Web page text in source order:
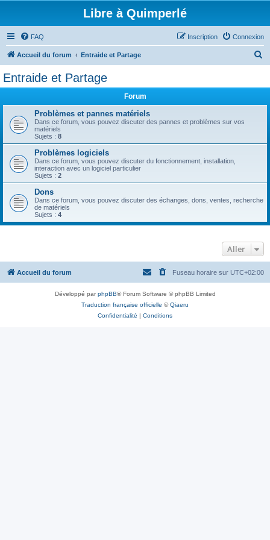
Libre à Quimperlé
FAQ Connexion
Inscription
Accueil du forum Entraide et Partage
r
Entraide et Partage
Forum
Problèmes et pannes matériels
Dans ce forum, vous pouvez discuter des pannes et problèmes sur vos
matériels
Sujets : 8
Problèmes logiciels
Dans ce forum, vous pouvez discuter du fonctionnement, installation,
interaction avec un logiciel particulier
Sujets : 2
Dons
Dans ce forum, vous pouvez discuter des échanges, dons, ventes, recherche
de matériels
Sujets : 4
Aller
Accueil du forum Fuseau horaire sur UTC+02:00
Développé parphpBB® Forum Software © phpBB Limited
Traduction française officielle ©Qiaeru
Confidentialité | Conditions